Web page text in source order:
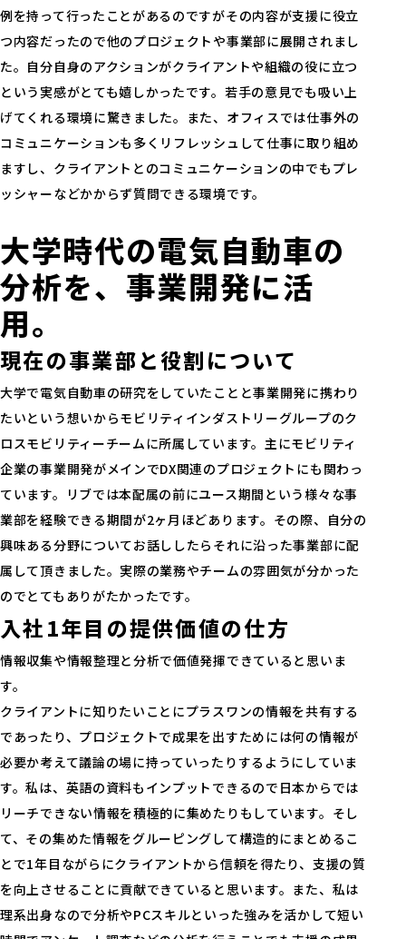
例を持って行ったことがあるのですがその内容が支援に役立
つ内容だったので他のプロジェクトや事業部に展開されまし
た。自分自身のアクションがクライアントや組織の役に立つ
という実感がとても嬉しかったです。若手の意見でも吸い上
げてくれる環境に驚きました。また、オフィスでは仕事外の
コミュニケーションも多くリフレッシュして仕事に取り組め
ますし、クライアントとのコミュニケーションの中でもプレ
ッシャーなどかからず質問できる環境です。
大学時代の電気自動車の
分析を、事業開発に活
用。
現在の事業部と役割について
大学で電気自動車の研究をしていたことと事業開発に携わり
たいという想いからモビリティインダストリーグループのク
ロスモビリティーチームに所属しています。主にモビリティ
企業の事業開発がメインでDX関連のプロジェクトにも関わっ
ています。リブでは本配属の前にユース期間という様々な事
業部を経験できる期間が2ヶ月ほどあります。その際、自分の
興味ある分野についてお話ししたらそれに沿った事業部に配
属して頂きました。実際の業務やチームの雰囲気が分かった
のでとてもありがたかったです。
入社1年目の提供価値の仕方
情報収集や情報整理と分析で価値発揮できていると思いま
す。
クライアントに知りたいことにプラスワンの情報を共有する
であったり、プロジェクトで成果を出すためには何の情報が
必要か考えて議論の場に持っていったりするようにしていま
す。私は、英語の資料もインプットできるので日本からでは
リーチできない情報を積極的に集めたりもしています。そし
て、その集めた情報をグルーピングして構造的にまとめるこ
とで1年目ながらにクライアントから信頼を得たり、支援の質
を向上させることに貢献できていると思います。また、私は
理系出身なので分析やPCスキルといった強みを活かして短い